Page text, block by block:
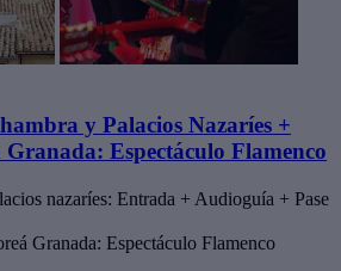
y Palacios Nazaríes +
Espectáculo Flamenco
nazaríes: Entrada + Audioguía + Pase
Granada: Espectáculo Flamenco